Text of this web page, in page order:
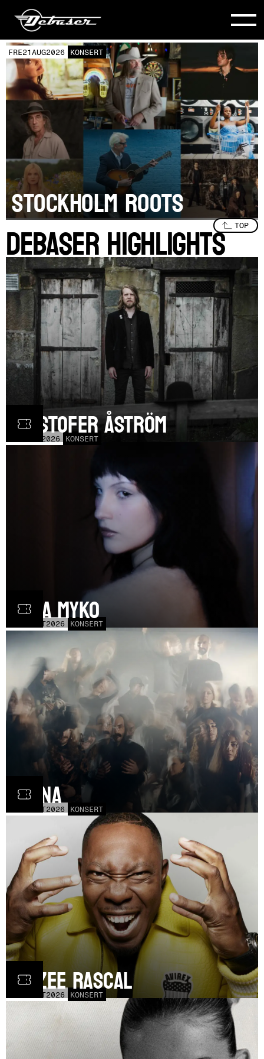
TIS25AUG2026 KONSERT
FÅ BILJETTER
TOODY COLE AND
HER BAND
SPECIAL GUEST: Jenny
Don’t and the Spurs
TOP
DEBASER HIGHLIGHTS
2026 KONSERT
Kristofer Åström
OCT2026 KONSERT
Olga Myko
OCT2026 KONSERT
Fauna
OCT2026 KONSERT
Dizzee Rascal